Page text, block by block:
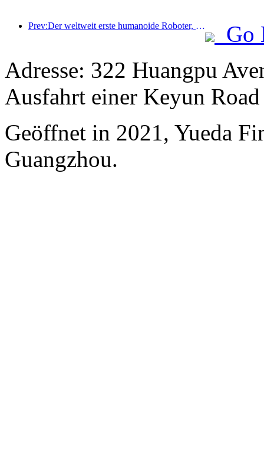
Prev:Der weltweit erste humanoide Roboter, der auf szenarienübergreifende Gastronomiedienstleistungen spezialisiert ist, wurde enthüllt.
Go
Adresse: 322 Huangpu
Ausfahrt einer Keyun
Geöffnet in 2021, Yueda
Guangzhou.